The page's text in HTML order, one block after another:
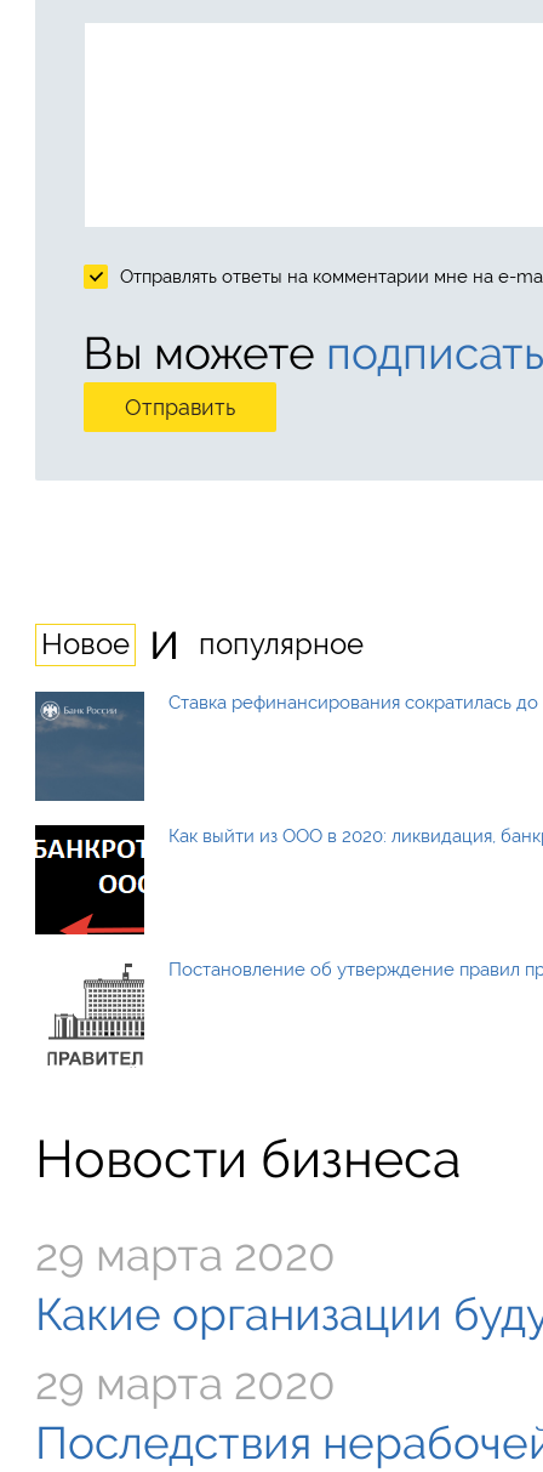
Отправлять ответы на комментарии мне на e-
Вы можете
Новое и популярное
Ставка рефинансирования сократилась
Как выйти из ООО в 2020: ликвидация,
Постановление об утверждение правил
Новости бизнеса
29 марта 2020
Какие организации
29 марта 2020
Последствия